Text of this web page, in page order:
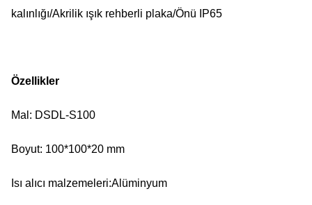
kalınlığı/Akrilik ışık rehberli plaka/Önü IP65
Özellikler
Mal: DSDL-S100
Boyut: 100*100*20 mm
Isı alıcı malzemeleri:Alüminyum